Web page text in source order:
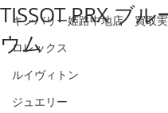
キンバリー姫路中地店 買取
ロレックス
ルイヴィトン
ジュエリー
TISSOT PRX ブル
ウム